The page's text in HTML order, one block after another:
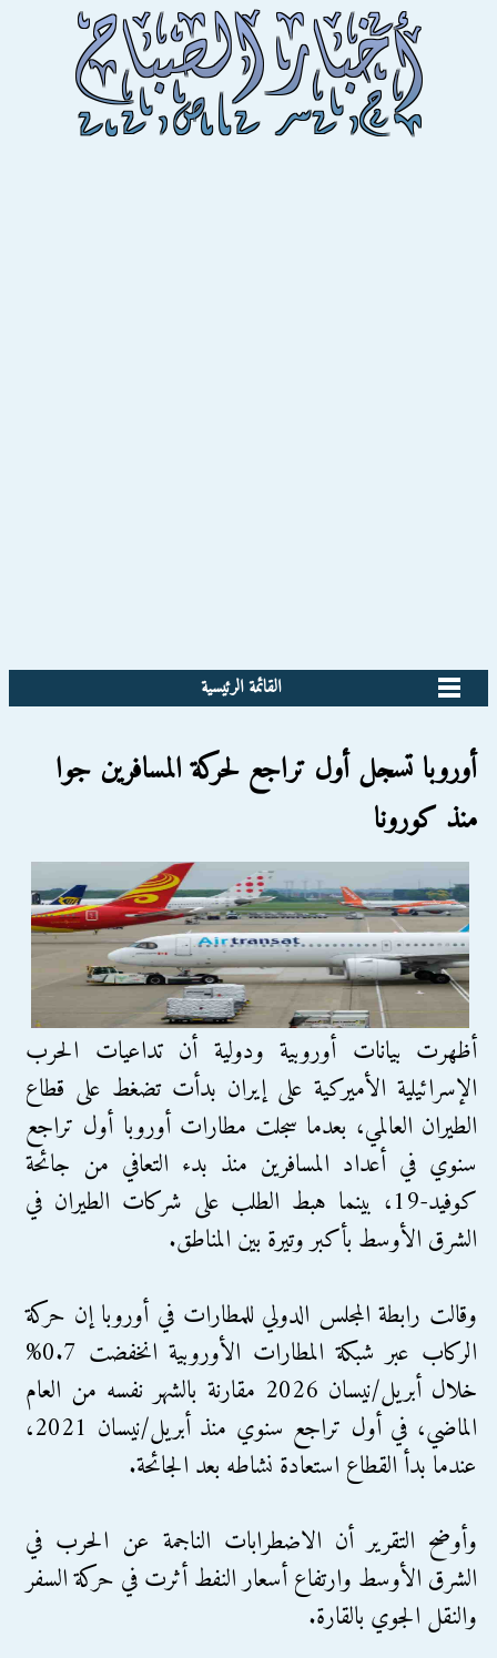
القائمة الرئيسية
أوروبا تسجل أول تراجع لحركة المسافرين جوا
منذ كورونا
أظهرت بيانات أوروبية ودولية أن تداعيات الحرب
الإسرائيلية الأميركية على إيران بدأت تضغط على قطاع
الطيران العالمي، بعدما سجلت مطارات أوروبا أول تراجع
سنوي في أعداد المسافرين منذ بدء التعافي من جائحة
كوفيد-19، بينما هبط الطلب على شركات الطيران في
الشرق الأوسط بأكبر وتيرة بين المناطق.
وقالت رابطة المجلس الدولي للمطارات في أوروبا إن حركة
الركاب عبر شبكة المطارات الأوروبية انخفضت 0.7%
خلال أبريل/نيسان 2026 مقارنة بالشهر نفسه من العام
الماضي، في أول تراجع سنوي منذ أبريل/نيسان 2021،
عندما بدأ القطاع استعادة نشاطه بعد الجائحة.
وأوضح التقرير أن الاضطرابات الناجمة عن الحرب في
الشرق الأوسط وارتفاع أسعار النفط أثرت في حركة السفر
والنقل الجوي بالقارة.